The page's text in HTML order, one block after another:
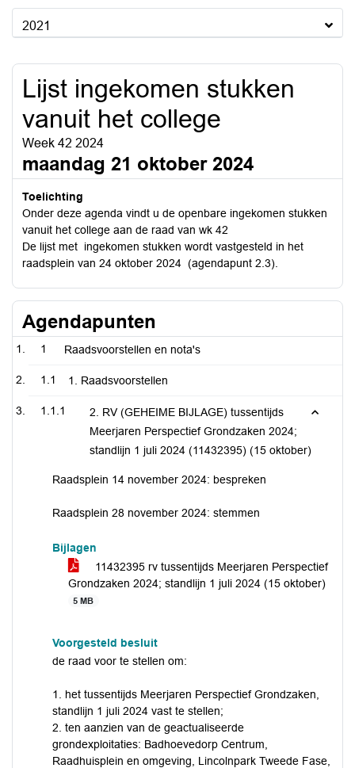
2021
Lijst ingekomen stukken
vanuit het college
Week 42 2024
maandag 21 oktober 2024
Toelichting
Onder deze agenda vindt u de openbare ingekomen stukken
vanuit het college aan de raad van wk 42
De lijst met ingekomen stukken wordt vastgesteld in het
raadsplein van 24 oktober 2024 (agendapunt 2.3).
Agendapunten
1 Raadsvoorstellen en nota's
1.1 1. Raadsvoorstellen
1.1.1
2. RV (GEHEIME BIJLAGE) tussentijds
Meerjaren Perspectief Grondzaken 2024;
standlijn 1 juli 2024 (11432395) (15 oktober)
Raadsplein 14 november 2024: bespreken
Raadsplein 28 november 2024: stemmen
Bijlagen
11432395 rv tussentijds Meerjaren Perspectief
Grondzaken 2024; standlijn 1 juli 2024 (15 oktober)
5 MB
Voorgesteld besluit
de raad voor te stellen om:
1. het tussentijds Meerjaren Perspectief Grondzaken,
standlijn 1 juli 2024 vast te stellen;
2. ten aanzien van de geactualiseerde
grondexploitaties: Badhoevedorp Centrum,
Raadhuisplein en omgeving, Lincolnpark Tweede Fase,